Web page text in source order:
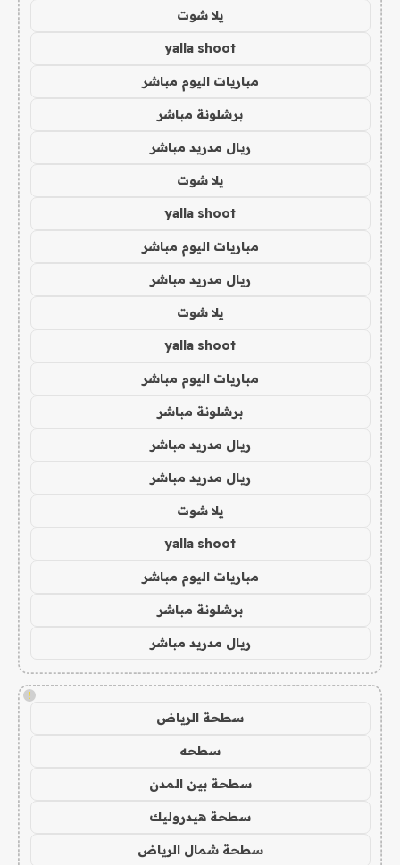
يلا شوت
yalla shoot
مباريات اليوم مباشر
برشلونة مباشر
ريال مدريد مباشر
يلا شوت
yalla shoot
مباريات اليوم مباشر
ريال مدريد مباشر
يلا شوت
yalla shoot
مباريات اليوم مباشر
برشلونة مباشر
ريال مدريد مباشر
ريال مدريد مباشر
يلا شوت
yalla shoot
مباريات اليوم مباشر
برشلونة مباشر
ريال مدريد مباشر
!
سطحة الرياض
سطحه
سطحة بين المدن
سطحة هيدروليك
سطحة شمال الرياض